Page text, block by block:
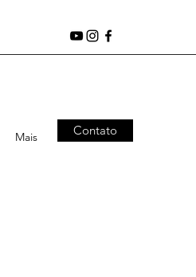
Mais Contato